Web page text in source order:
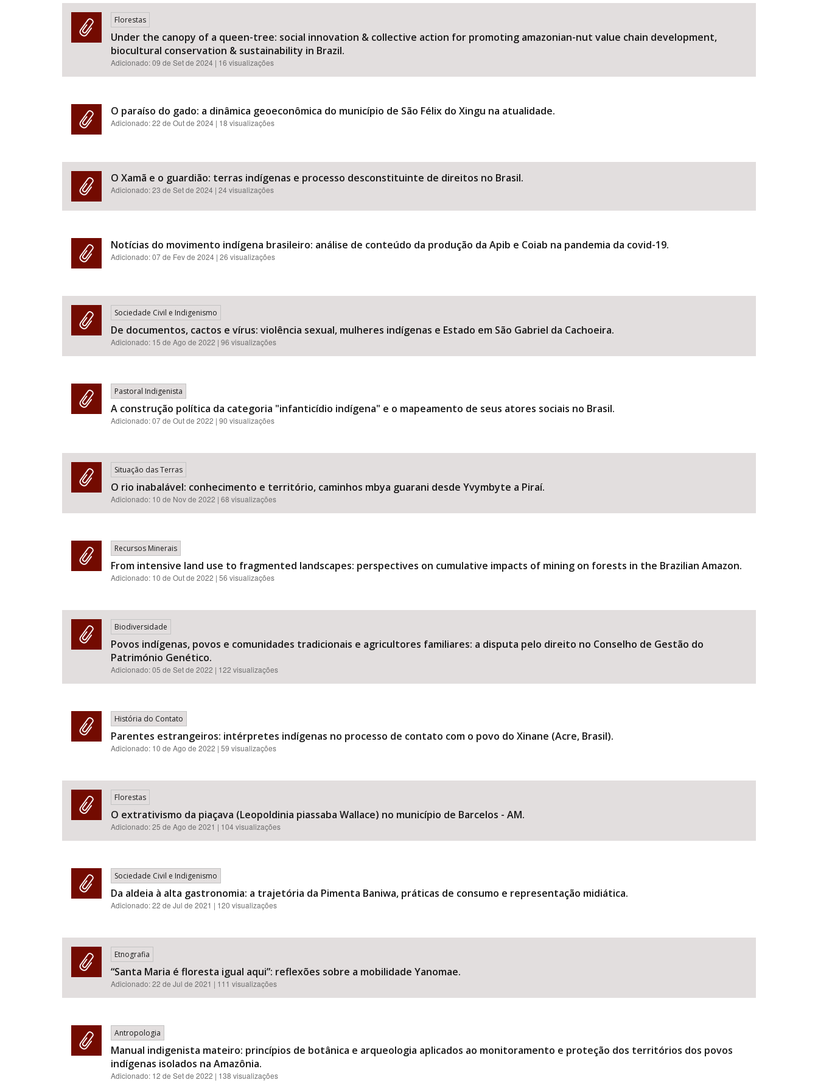
Área de Levantamento
Florestas
Under the canopy of a queen-tree: social innovation & collective action for promoting amazonian-nut value chain development,
biocultural conservation & sustainability in Brazil.
Adicionado:09 de Set de 2024 | 16 visualizações
O paraíso do gado: a dinâmica geoeconômica do município de São Félix do Xingu na atualidade.
Adicionado:22 de Out de 2024 | 18 visualizações
O Xamã e o guardião: terras indígenas e processo desconstituinte de direitos no Brasil.
Adicionado:23 de Set de 2024 | 24 visualizações
Notícias do movimento indígena brasileiro: análise de conteúdo da produção da Apib e Coiab na pandemia da covid-19.
Adicionado:07 de Fev de 2024 | 26 visualizações
Sociedade Civil e Indigenismo
De documentos, cactos e vírus: violência sexual, mulheres indígenas e Estado em São Gabriel da Cachoeira.
Adicionado: 15 de Ago de 2022 | 96 visualizações
Pastoral Indigenista
A construção política da categoria "infanticídio indígena" e o mapeamento de seus atores sociais no Brasil.
Adicionado:07 de Out de 2022 | 90 visualizações
Situação das Terras
O rio inabalável: conhecimento e território, caminhos mbya guarani desde Yvymbyte a Piraí.
Adicionado: 10 de Nov de 2022 | 68 visualizações
Recursos Minerais
From intensive land use to fragmented landscapes: perspectives on cumulative impacts of mining on forests in the Brazilian Amazon.
Adicionado: 10 de Out de 2022 | 56 visualizações
Biodiversidade
Povos indígenas, povos e comunidades tradicionais e agricultores familiares: a disputa pelo direito no Conselho de Gestão do
Património Genético.
Adicionado:05 de Set de 2022 | 122 visualizações
História do Contato
Parentes estrangeiros: intérpretes indígenas no processo de contato com o povo do Xinane (Acre, Brasil).
Adicionado: 10 de Ago de 2022 | 59 visualizações
Florestas
O extrativismo da piaçava (Leopoldinia piassaba Wallace) no município de Barcelos - AM.
Adicionado:25 de Ago de 2021 | 104 visualizações
Sociedade Civil e Indigenismo
Da aldeia à alta gastronomia: a trajetória da Pimenta Baniwa, práticas de consumo e representação midiática.
Adicionado:22 de Jul de 2021 | 120 visualizações
Etnografia
“Santa Maria é floresta igual aqui”: reflexões sobre a mobilidade Yanomae.
Adicionado:22 de Jul de 2021 | 111 visualizações
Antropologia
Manual indigenista mateiro: princípios de botânica e arqueologia aplicados ao monitoramento e proteção dos territórios dos povos
indígenas isolados na Amazônia.
Adicionado: 12 de Set de 2022 | 138 visualizações